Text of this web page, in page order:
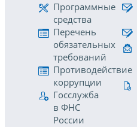
Программные
средства
Перечень
обязательных
требований
Противодействие
коррупции
Госслужба
в ФНС
России